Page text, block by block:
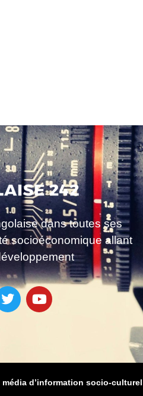
dans toutes ses
socioéconomique allant
d’information socio-culturel